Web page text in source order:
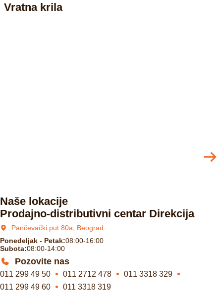
Vratna krila
Naše lokacije
Prodajno-distributivni centar Direkcija
Pančevački put 80a, Beograd
Ponedeljak - Petak:08:00-16:00
Subota:08:00-14:00
Pozovite nas
011 299 49 50 011 2712 478
011 3318 329
011 299 49 60
011 3318 319